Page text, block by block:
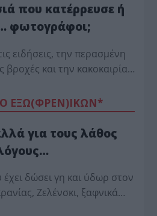
που κατέρρευσε ή
φωτογράφοι;
ειδήσεις, την περασμένη
βροχές και την κακοκαιρία…
ΕΞΩ(ΦΡΕΝ)ΙΚΩΝ*
για τους λάθος
δώσει γη και ύδωρ στον
Ζελένσκι, ξαφνικά…